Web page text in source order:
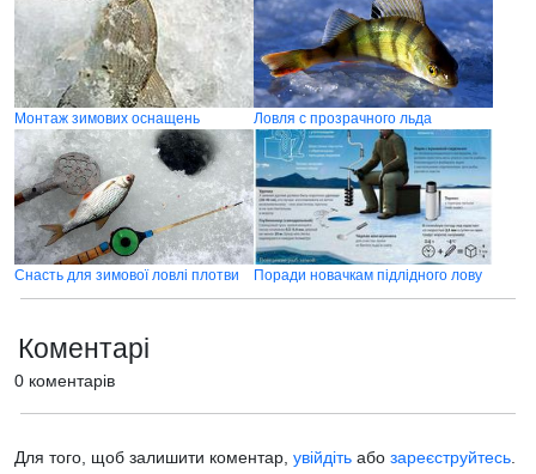
Монтаж зимових оснащень Ловля с прозрачного льда
Снасть для зимової ловлі плотви Поради новачкам підлідного лову
Коментарі
0 коментарів
Для того, щоб залишити коментар, увійдіть або зареєструйтесь